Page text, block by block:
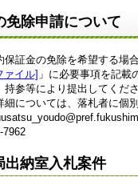
免除申請について
証金の免除を希望する場
ァイル] 」に必要事項を記載
参等により提出してくださ
については、落札者に個別
出納室入札案件